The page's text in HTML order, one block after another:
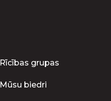
Rīcības grupas
Mūsu biedri